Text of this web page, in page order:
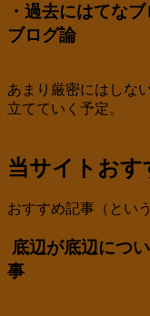
・過去にはてな
ブログ論
あまり厳密にはしな
立てていく予定。
当サイトおす
おすすめ記事（とい
底辺が底辺につ
事